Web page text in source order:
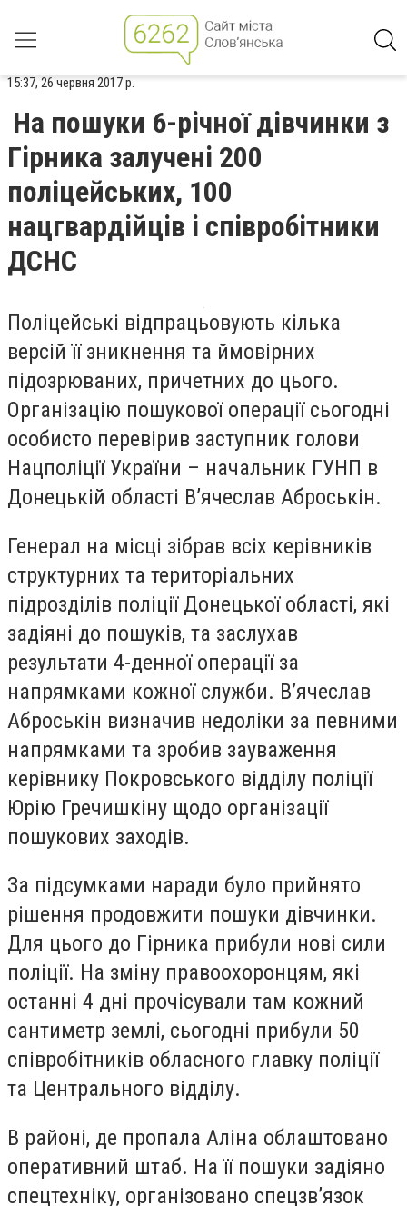
15:37, 26 червня 2017 р.
На пошуки 6-річної дівчинки з
Гірника залучені 200
поліцейських, 100
нацгвардійців і співробітники
ДСНС
Поліцейські відпрацьовують кілька
версій її зникнення та ймовірних
підозрюваних, причетних до цього.
Організацію пошукової операції сьогодні
особисто перевірив заступник голови
Нацполіції України – начальник ГУНП в
Донецькій області В’ячеслав Аброськін.
Генерал на місці зібрав всіх керівників
структурних та територіальних
підрозділів поліції Донецької області, які
задіяні до пошуків, та заслухав
результати 4-денної операції за
напрямками кожної служби. В’ячеслав
Аброськін визначив недоліки за певними
напрямками та зробив зауваження
керівнику Покровського відділу поліції
Юрію Гречишкіну щодо організації
пошукових заходів.
За підсумками наради було прийнято
рішення продовжити пошуки дівчинки.
Для цього до Гірника прибули нові сили
поліції. На зміну правоохоронцям, які
останні 4 дні прочісували там кожний
сантиметр землі, сьогодні прибули 50
співробітників обласного главку поліції
та Центрального відділу.
В районі, де пропала Аліна облаштовано
оперативний штаб. На її пошуки задіяно
спецтехніку, організовано спецзв’язок